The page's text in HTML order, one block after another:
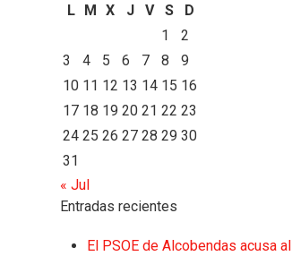
L
M X J V S
D
1
2
3
4 5 6 7 8
9
10 11 12 13 14 15 16
17 18 19 20 21 22 23
24 25 26 27 28 29 30
31
« Jul
Entradas recientes
El PSOE de Alcobendas acusa